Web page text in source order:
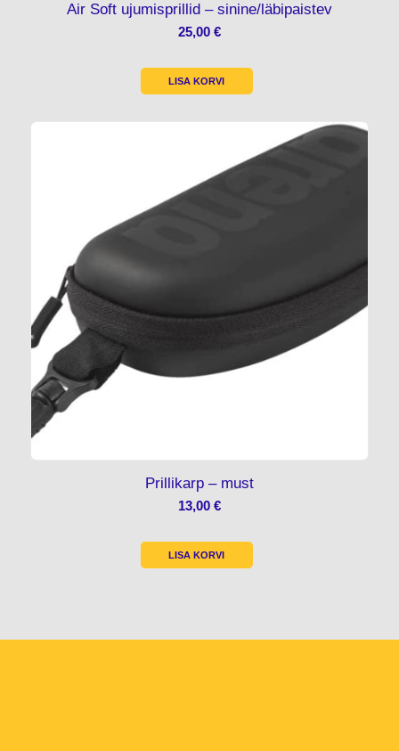
Air Soft ujumisprillid – sinine/läbipaistev
25,00 €
LISA KORVI
Prillikarp – must
13,00 €
LISA KORVI